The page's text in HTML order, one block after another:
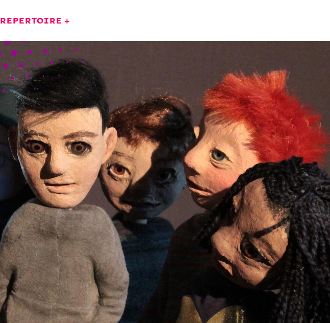
REPERTOIRE